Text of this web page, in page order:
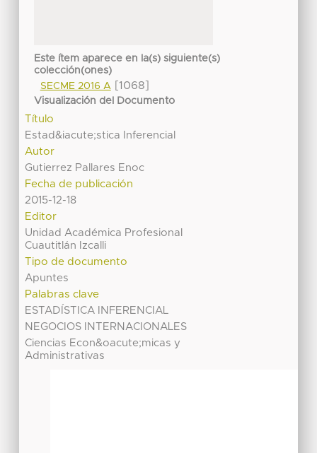
Este ítem aparece en la(s) siguiente(s)
colección(ones)
SECME 2016 A [1068]
Visualización del Documento
Título
Estad&iacute;stica Inferencial
Autor
Gutierrez Pallares Enoc
Fecha de publicación
2015-12-18
Editor
Unidad Académica Profesional
Cuautitlán Izcalli
Tipo de documento
Apuntes
Palabras clave
ESTADÍSTICA INFERENCIAL
NEGOCIOS INTERNACIONALES
Ciencias Econ&oacute;micas y
Administrativas